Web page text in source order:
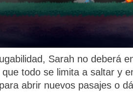
Sarah no deberá
todo se limita a saltar y
abrir nuevos pasajes o